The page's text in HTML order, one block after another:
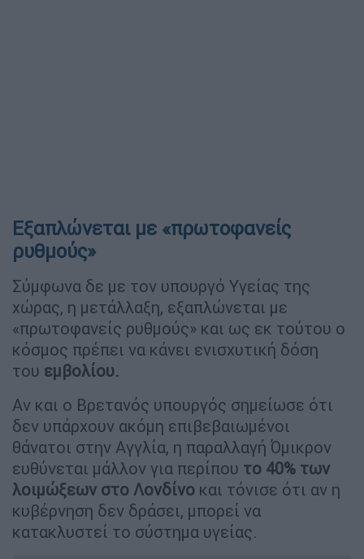
Εξαπλώνεται με «πρωτοφανείς
ρυθμούς»
Σύμφωνα δε με τον υπουργό Υγείας της
χώρας, η μετάλλαξη, εξαπλώνεται με
«πρωτοφανείς ρυθμούς» και ως εκ τούτου ο
κόσμος πρέπει να κάνει ενισχυτική δόση
του εμβολίου.
Αν και ο Βρετανός υπουργός σημείωσε ότι
δεν υπάρχουν ακόμη επιβεβαιωμένοι
θάνατοι στην Αγγλία, η παραλλαγή Όμικρον
ευθύνεται μάλλον για περίπου το 40% των
λοιμώξεων στο Λονδίνο και τόνισε ότι αν η
κυβέρνηση δεν δράσει, μπορεί να
κατακλυστεί το σύστημα υγείας.